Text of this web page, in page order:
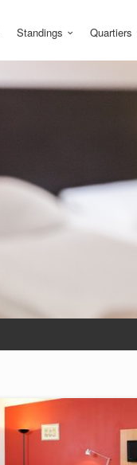
Standings Quartiers